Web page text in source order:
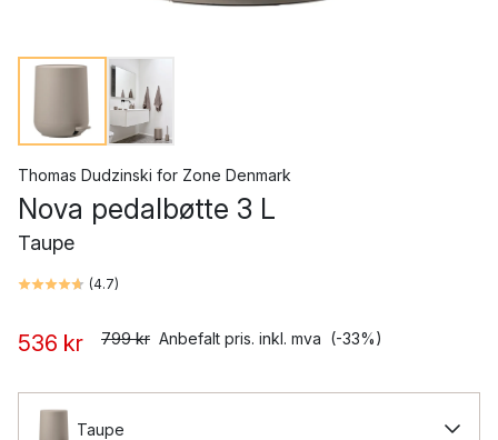
Thomas Dudzinski for Zone Denmark
Nova pedalbøtte 3 L
Taupe
(4.7)
536 kr 799 kr Anbefalt pris. inkl. mva (-33%)
Taupe